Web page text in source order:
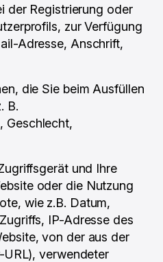
der Registrierung oder
zur Verfügung
Adresse, Anschrift,
die Sie beim Ausfüllen
B.
Geschlecht,
und Ihre
oder die Nutzung
wie z.B. Datum,
IP-Adresse des
von der aus der
verwendeter